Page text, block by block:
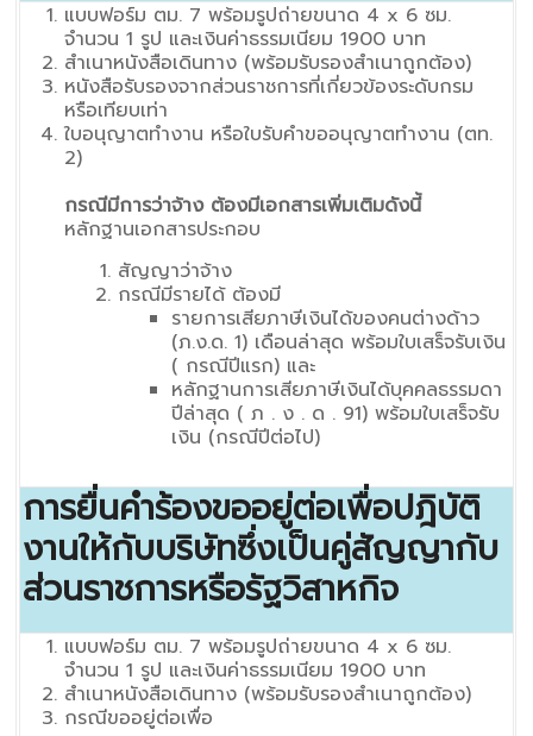
แบบฟอร์ม ตม. 7 พร้อมรูปถ่ายขนาด 4 x 6 ซม.
จำนวน 1 รูป และเงินค่าธรรมเนียม 1900 บาท
สำเนาหนังสือเดินทาง (พร้อมรับรองสำเนาถูกต้อง)
หนังสือรับรองจากส่วนราชการที่เกี่ยวข้องระดับกรม
หรือเทียบเท่า
ใบอนุญาตทำงาน หรือใบรับคำขออนุญาตทำงาน (ตท.
2)
กรณีมีการว่าจ้าง ต้องมีเอกสารเพิ่มเติมดังนี้
หลักฐานเอกสารประกอบ
สัญญาว่าจ้าง
กรณีมีรายได้ ต้องมี
รายการเสียภาษีเงินได้ของคนต่างด้าว
(ภ.ง.ด. 1) เดือนล่าสุด พร้อมใบเสร็จรับเงิน
( กรณีปีแรก) และ
หลักฐานการเสียภาษีเงินได้บุคคลธรรมดา
ปีล่าสุด ( ภ . ง . ด . 91) พร้อมใบเสร็จรับ
เงิน (กรณีปีต่อไป)
การยื่นคำร้องขออยู่ต่อเพื่อปฎิบัติ
งานให้กับบริษัทซึ่งเป็นคู่สัญญากับ
ส่วนราชการหรือรัฐวิสาหกิจ
แบบฟอร์ม ตม. 7 พร้อมรูปถ่ายขนาด 4 x 6 ซม.
จำนวน 1 รูป และเงินค่าธรรมเนียม 1900 บาท
สำเนาหนังสือเดินทาง (พร้อมรับรองสำเนาถูกต้อง)
กรณีขออยู่ต่อเพื่อ